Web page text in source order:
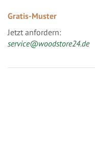
Gratis-Muster
Jetzt anfordern:
service@woodstore24.de